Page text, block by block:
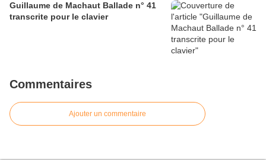
Guillaume de Machaut Ballade n° 41
transcrite pour le clavier
Commentaires
Ajouter un commentaire